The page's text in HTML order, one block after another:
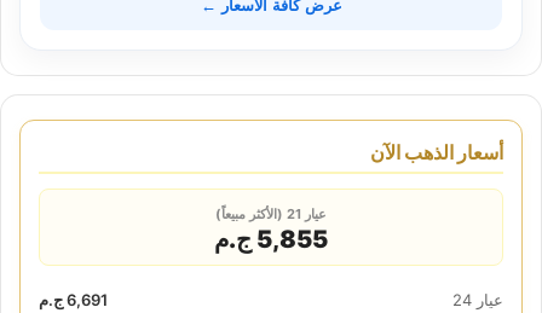
عرض كافة الأسعار ←
أسعار الذهب الآن
عيار 21 (الأكثر مبيعاً)
5,855 ج.م
عيار 24 6,691 ج.م